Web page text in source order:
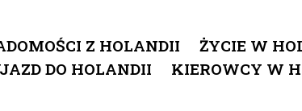
Z HOLANDII
ŻYCIE W
DO HOLANDII
KIEROWCY W